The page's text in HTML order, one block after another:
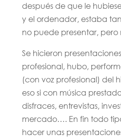
después de que le
y el ordenador, estaba
no puede presentar, pero
Se hicieron
profesional, hubo,
(con voz profesional) del
eso si con música
disfraces, entrevistas,
mercado…. En fin todo
hacer unas